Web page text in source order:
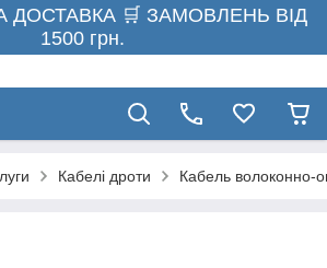
🛒 ЗАМОВЛЕНЬ ВІД
1500 грн.
Кабелі дроти Кабель волоконно-